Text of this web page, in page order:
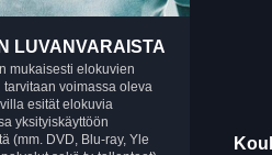
LUVANVARAISTA
mukaisesti elokuvien
voimassa oleva
esität elokuvia
yksityiskäyttöön
(mm. DVD, Blu-ray, Yle